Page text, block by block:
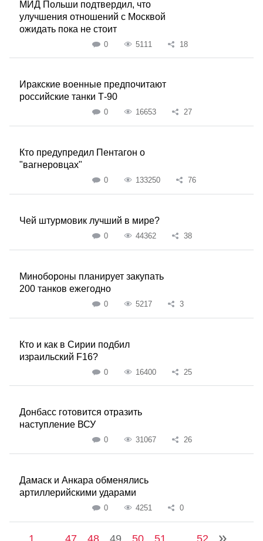
МИД Польши подтвердил, что
улучшения отношений с Москвой
ожидать пока не стоит
0 5111 18
Иракские военные предпочитают
российские танки Т-90
0 16653 27
Кто предупредил Пентагон о
"вагнеровцах"
0 133250 76
Чей штурмовик лучший в мире?
0 44362 38
Минобороны планирует закупать
200 танков ежегодно
0 5217 3
Кто и как в Сирии подбил
израильский F16?
0 16400 25
Донбасс готовится отразить
наступление ВСУ
0 31067 26
Дамаск и Анкара обменялись
артиллерийскими ударами
0 4251 0
1 47 48 49 50 51 52